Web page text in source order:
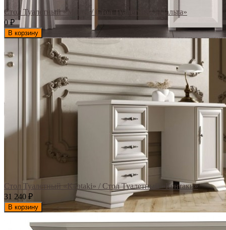
Стол Туалетный «Malta» / Стол Туалетный «Мальта»
0₽
В корзину
Стол Туалетный «Kentaki» / Стол Туалетный «Кентаки»
31 240 ₽
В корзину